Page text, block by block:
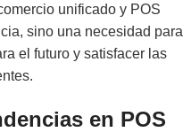
unificado y POS
sino una necesidad para
el futuro y satisfacer las
en POS